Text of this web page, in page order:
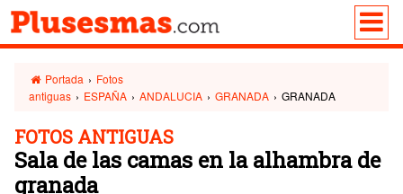
Portada › Fotos
antiguas › ESPAÑA › ANDALUCIA › GRANADA › GRANADA
FOTOS ANTIGUAS
Sala de las camas en la alhambra de
granada